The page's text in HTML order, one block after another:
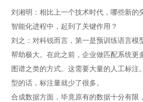
刘湘明：相比上一个技术时代，哪些新的
智能化进程中，起到了关键作用？
刘之：对科锐而言，第一是预训练语言模
帮助极大。在此之前，企业做匹配系统更
图谱之类的方式。这需要大量的人工标注
型的话，标注量就少了很多。
合成数据方面，毕竟原有的数据十分有限